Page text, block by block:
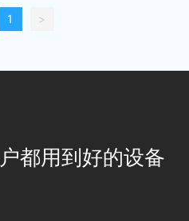
1 >
都用到好的设备